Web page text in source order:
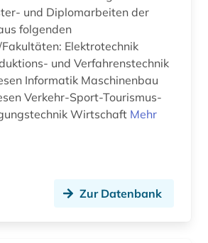
und Diplomarbeiten der
folgenden
Elektrotechnik
und Verfahrenstechnik
Medien Versorgungstechnik Wirtschaft Mehr
Zur Datenbank